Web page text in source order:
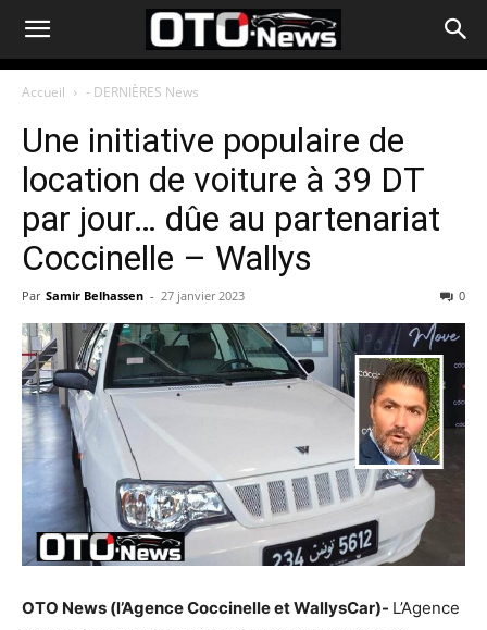
Accueil - DERNIÈRES News
Une initiative populaire de
location de voiture à 39 DT
par jour… dûe au partenariat
Coccinelle – Wallys
Par Samir Belhassen - 27 janvier 2023 0
OTO News (l’Agence Coccinelle et WallysCar)- L’Agence